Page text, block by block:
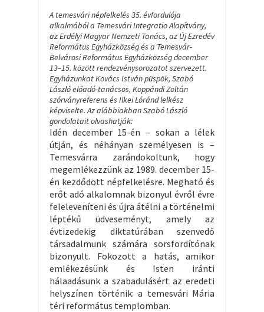
A temesvári népfelkelés 35. évfordulója
alkalmából a Temesvári Integratio Alapítvány,
az Erdélyi Magyar Nemzeti Tanács, az Új Ezredév
Református Egyházközség és a Temesvár-
Belvárosi Református Egyházközség december
13–15. között rendezvénysorozatot szervezett.
Egyházunkat Kovács István püspök, Szabó
László előadó-tanácsos, Koppándi Zoltán
szórványreferens és Ilkei Lóránd lelkész
képviselte. Az alábbiakban Szabó László
gondolatait olvashatják:
Idén december 15-én – sokan a lélek
útján, és néhányan személyesen is –
Temesvárra zarándokoltunk, hogy
megemlékezzünk az 1989. december 15-
én kezdődött népfelkelésre. Megható és
erőt adó alkalomnak bizonyul évről évre
feleleveníteni és újra átélni a történelmi
léptékű üdveseményt, amely az
évtizedekig diktatúrában szenvedő
társadalmunk számára sorsfordítónak
bizonyult. Fokozott a hatás, amikor
emlékezésünk és Isten iránti
hálaadásunk a szabadulásért az eredeti
helyszínen történik: a temesvári Mária
téri református templomban.